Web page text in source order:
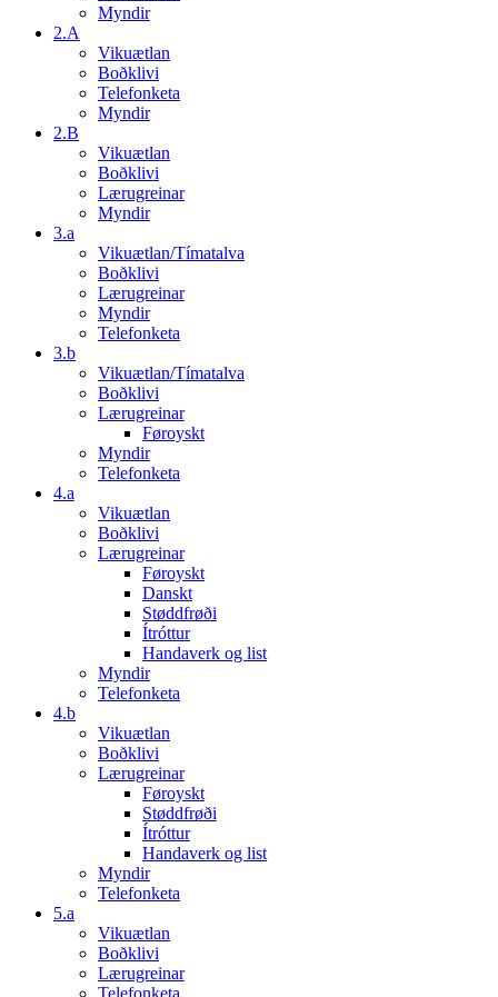
Myndir
2.A
Vikuætlan
Boðklivi
Telefonketa
Myndir
2.B
Vikuætlan
Boðklivi
Lærugreinar
Myndir
3.a
Vikuætlan/Tímatalva
Boðklivi
Lærugreinar
Myndir
Telefonketa
3.b
Vikuætlan/Tímatalva
Boðklivi
Lærugreinar
Føroyskt
Myndir
Telefonketa
4.a
Vikuætlan
Boðklivi
Lærugreinar
Føroyskt
Danskt
Støddfrøði
Ítróttur
Handaverk og list
Myndir
Telefonketa
4.b
Vikuætlan
Boðklivi
Lærugreinar
Føroyskt
Støddfrøði
Ítróttur
Handaverk og list
Myndir
Telefonketa
5.a
Vikuætlan
Boðklivi
Lærugreinar
Telefonketa